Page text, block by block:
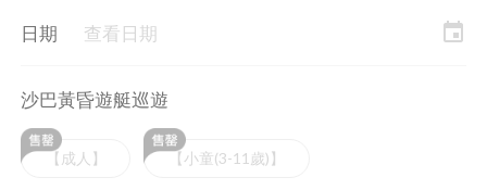
日期 查看日期 event
沙巴黃昏遊艇巡遊
【成人】 【小童(3-11歲)】